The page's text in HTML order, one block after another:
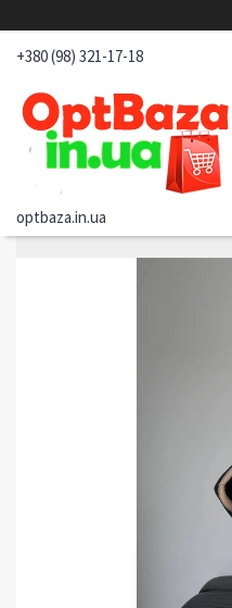
+380 (98) 321-17-18
optbaza.in.ua